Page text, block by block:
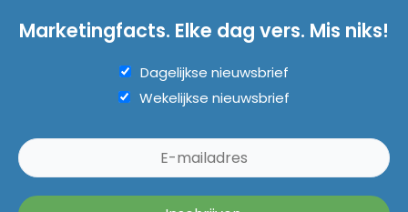
Marketingfacts. Elke dag vers. Mis niks!
Dagelijkse nieuwsbrief
Wekelijkse nieuwsbrief